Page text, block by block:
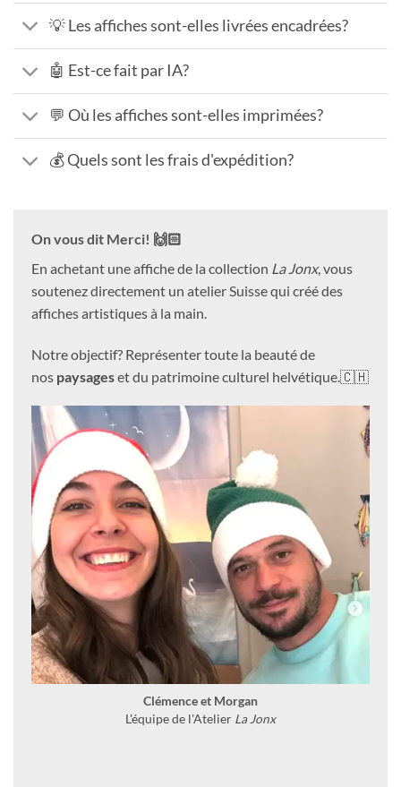
💡 Les affiches sont-elles livrées encadrées?
🤖 Est-ce fait par IA?
💬 Où les affiches sont-elles imprimées?
💰 Quels sont les frais d'expédition?
On vous dit Merci! 🙌🏻
En achetant une affiche de la collection La Jonx, vous
soutenez directement un atelier Suisse qui créé des
affiches artistiques à la main.
Notre objectif? Représenter toute la beauté de
nos paysageset du patrimoine culturel helvétique.🇨🇭
Clémence et Morgan
L'équipe de l'Atelier La Jonx